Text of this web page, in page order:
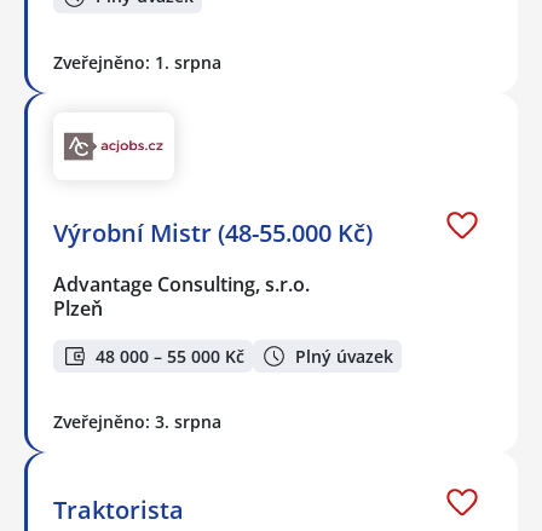
Zveřejněno: 1. srpna
Výrobní Mistr (48-55.000 Kč)
Advantage Consulting, s.r.o.
Plzeň
48 000 – 55 000 Kč Plný úvazek
Zveřejněno: 3. srpna
Traktorista